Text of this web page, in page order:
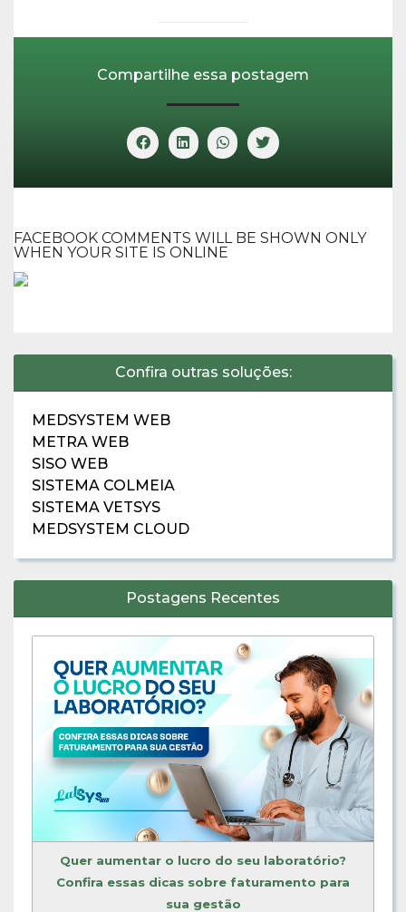
Compartilhe essa postagem
FACEBOOK COMMENTS WILL BE SHOWN ONLY
WHEN YOUR SITE IS ONLINE
Confira outras soluções:
MEDSYSTEM WEB
METRA WEB
SISO WEB
SISTEMA COLMEIA
SISTEMA VETSYS
MEDSYSTEM CLOUD
Postagens Recentes
Quer aumentar o lucro do seu laboratório?
Confira essas dicas sobre faturamento para
sua gestão